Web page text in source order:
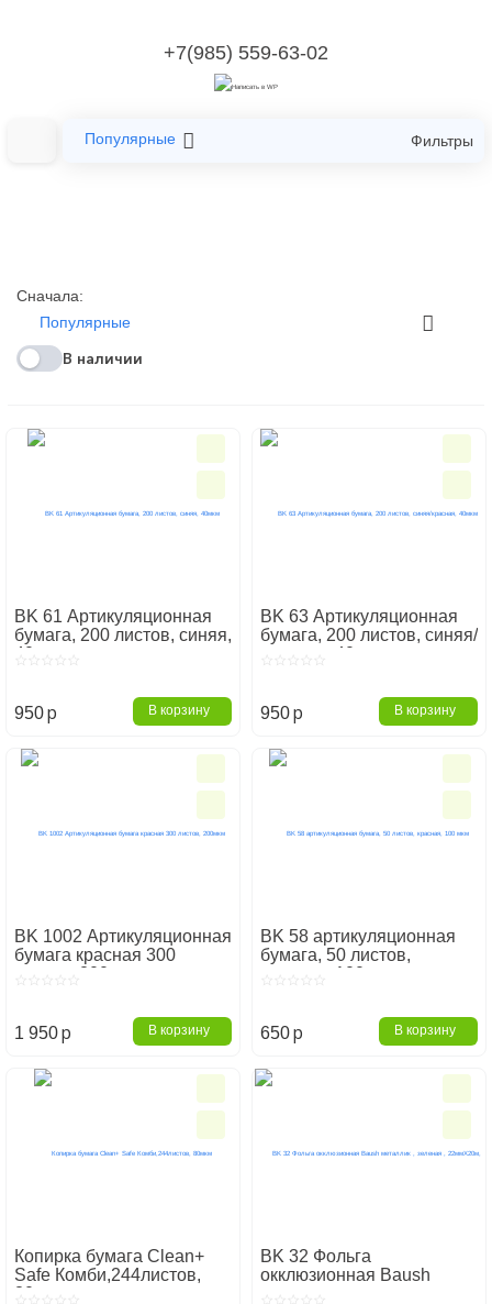
+7(985) 559-63-02
Популярные Фильтры
Сначала:
Популярные
В наличии
BK 61 Артикуляционная
бумага, 200 листов, синяя,
40мкм
950p В корзину
BK 63 Артикуляционная
бумага, 200 листов, синяя/
красная, 40мкм
950p В корзину
BK 1002 Артикуляционная
бумага красная 300
листов, 200мкм
1 950p В корзину
BK 58 артикуляционная
бумага, 50 листов,
красная, 100 мкм
650p В корзину
Копирка бумага Clean+
Safe Комби,244листов,
80мкм
BK 32 Фольга
окклюзионная Baush